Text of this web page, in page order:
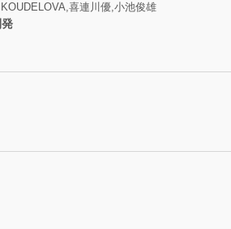
喜連川優,小池俊雄